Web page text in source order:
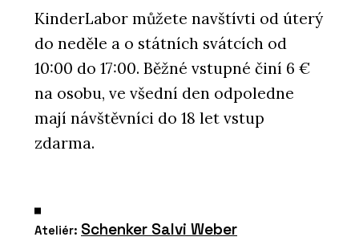
KinderLabor můžete navštívti od úterý
do neděle a o státních svátcích od
10:00 do 17:00. Běžné vstupné činí 6 €
na osobu, ve všední den odpoledne
mají návštěvníci do 18 let vstup
zdarma.
Ateliér: Schenker Salvi Weber